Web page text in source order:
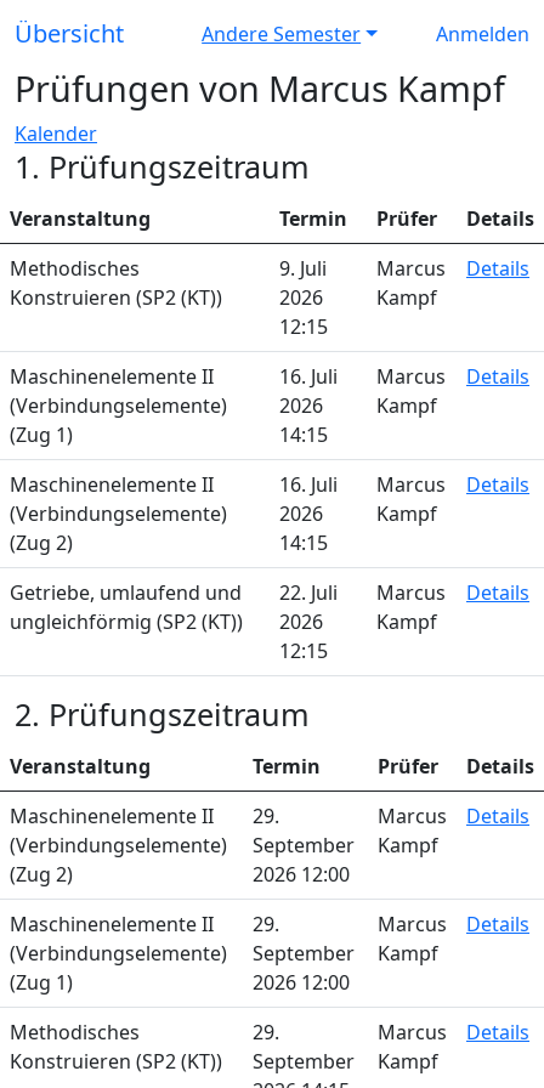
Übersicht Andere Semester Anmelden
Prüfungen von Marcus Kampf
Kalender
1. Prüfungszeitraum
Veranstaltung Termin Prüfer
Details
Methodisches
Konstruieren (SP2 (KT))
9. Juli
2026
12:15
Marcus
Kampf
Details
Maschinenelemente II
(Verbindungselemente)
(Zug 1)
16. Juli
2026
14:15
Marcus
Kampf
Details
Maschinenelemente II
(Verbindungselemente)
(Zug 2)
16. Juli
2026
14:15
Marcus
Kampf
Details
Getriebe, umlaufend und
ungleichförmig (SP2 (KT))
22. Juli
2026
12:15
Marcus
Kampf
Details
2. Prüfungszeitraum
Veranstaltung Termin Prüfer
Details
Maschinenelemente II
(Verbindungselemente)
(Zug 2)
29.
September
2026 12:00
Marcus
Kampf
Details
Maschinenelemente II
(Verbindungselemente)
(Zug 1)
29.
September
2026 12:00
Marcus
Kampf
Details
Methodisches
Konstruieren (SP2 (KT))
29.
September
Marcus
Kampf
Details